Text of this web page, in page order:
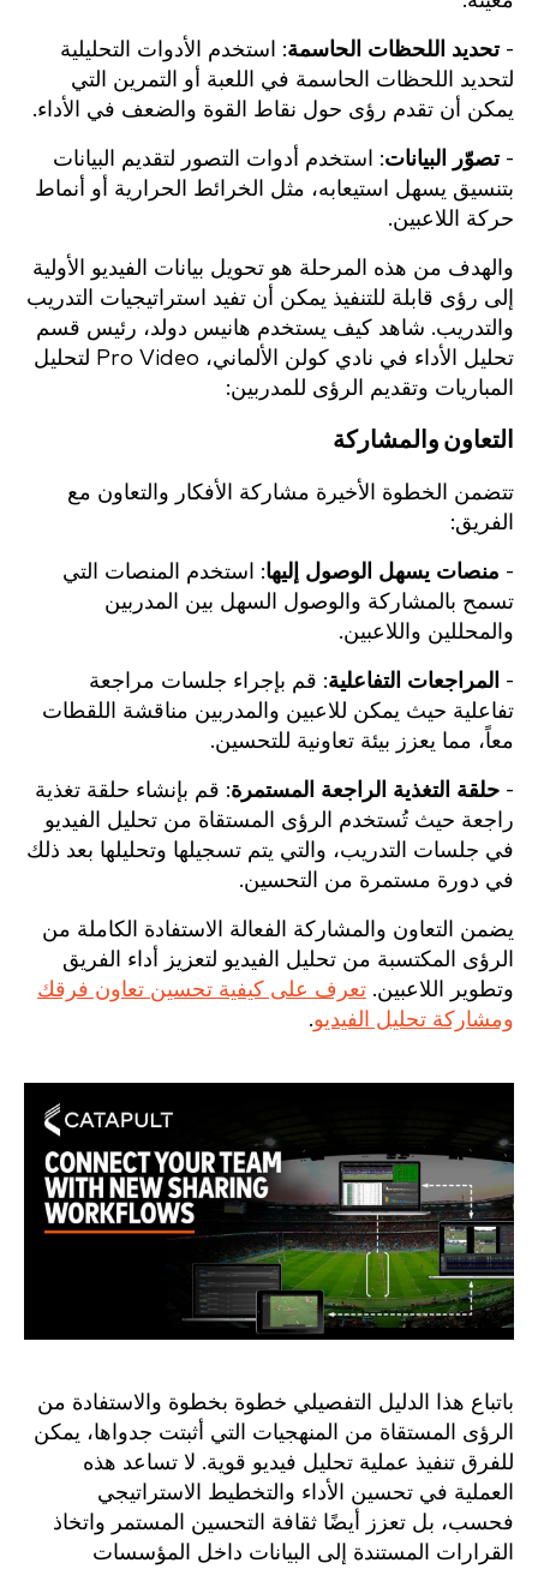
-تحديد اللحظات الحاسمة: استخدم الأدوات التحليلية
لتحديد اللحظات الحاسمة في اللعبة أو التمرين التي
يمكن أن تقدم رؤى حول نقاط القوة والضعف في الأداء.
-تصوّر البيانات: استخدم أدوات التصور لتقديم البيانات
بتنسيق يسهل استيعابه، مثل الخرائط الحرارية أو أنماط
حركة اللاعبين.
والهدف من هذه المرحلة هو تحويل بيانات الفيديو الأولية
إلى رؤى قابلة للتنفيذ يمكن أن تفيد استراتيجيات التدريب
والتدريب. شاهد كيف يستخدم هانيس دولد، رئيس قسم
تحليل الأداء في نادي كولن الألماني، Pro Video لتحليل
المباريات وتقديم الرؤى للمدربين:
التعاون والمشاركة
تتضمن الخطوة الأخيرة مشاركة الأفكار والتعاون مع
الفريق:
- منصات يسهل الوصول إليها: استخدم المنصات التي
تسمح بالمشاركة والوصول السهل بين المدربين
والمحللين واللاعبين.
- المراجعات التفاعلية: قم بإجراء جلسات مراجعة
تفاعلية حيث يمكن للاعبين والمدربين مناقشة اللقطات
معاً، مما يعزز بيئة تعاونية للتحسين.
- حلقة التغذية الراجعة المستمرة: قم بإنشاء حلقة تغذية
راجعة حيث تُستخدم الرؤى المستقاة من تحليل الفيديو
في جلسات التدريب، والتي يتم تسجيلها وتحليلها بعد ذلك
في دورة مستمرة من التحسين.
يضمن التعاون والمشاركة الفعالة الاستفادة الكاملة من
الرؤى المكتسبة من تحليل الفيديو لتعزيز أداء الفريق
وتطوير اللاعبين. تعرف على كيفية تحسين تعاون فرقك
ومشاركة تحليل الفيديو.
باتباع هذا الدليل التفصيلي خطوة بخطوة والاستفادة من
الرؤى المستقاة من المنهجيات التي أثبتت جدواها، يمكن
للفرق تنفيذ عملية تحليل فيديو قوية. لا تساعد هذه
العملية في تحسين الأداء والتخطيط الاستراتيجي
فحسب، بل تعزز أيضًا ثقافة التحسين المستمر واتخاذ
القرارات المستندة إلى البيانات داخل المؤسسات